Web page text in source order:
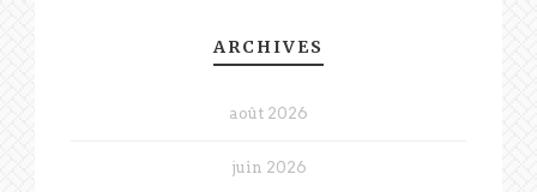
ARCHIVES
août 2026
juin 2026